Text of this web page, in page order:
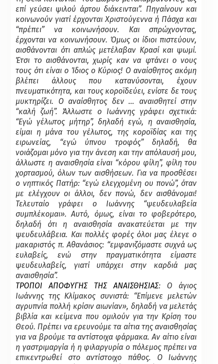
επί γεύσει ψιλού άρτου διάκεινται”. Πηγαίνουν και
κοινωνούν γιατί έρχονται Χριστούγεννα ή Πάσχα και
“πρέπει” να κοινωνήσουν. Και σπρώχνοντας,
έρχονται να κοινωνήσουν. Όμως οι ίδιοι πιστεύουν,
αισθάνονται ότι απλώς μετέλαβαν Κρασί και ψωμί.
Έτσι το αισθάνονται, χωρίς καν να φτάνει ο νους
τους ότι είναι ο Ίδιος ο Κύριος! Ο αναίσθητος ακόμη
βλέπει άλλους που κατανύσονται, έχουν
πνευματικότητα, και τους κοροϊδεύει, ενίοτε δε τους
μυκτηρίζει. Ο αναίσθητος δεν … αναισθητεί στην
“καλή ζωή”. Άλλωστε ο Ιωάννης γράφει σχετικά:
“Εγώ γέλωτος μήτηρ”, δηλαδή εγώ, η αναισθησία,
είμαι η μάνα του γέλωτος, της κοροϊδίας και της
ειρωνείας, “εγώ ύπνου τροφός” δηλαδή, θα
νοιάζομαι μόνο για την άνεση και την απόλαυσή μου,
άλλωστε η αναισθησία είναι “κόρου φίλη”, φίλη του
χορτασμού, όλων των αισθήσεων. Για να προσθέσει
ο νηπτικός Πατήρ: “εγώ ελεγχομένη ου πονώ”, όταν
με ελέγχουν οι άλλοι, δεν πονώ, δεν αισθάνομαι!
Τελευταίο γράφει ο Ιωάννης “ψευδευλαβεία
συμπλέκομαι». Αυτό, όμως, είναι το φοβερότερο,
δηλαδή ότι η αναισθησία ανακατεύεται με την
ψευδευλάβεια. Και πολλές φορές όλοι μας έλεγε ο
μακαριστός π. Αθανάσιος: “εμφανιζόμαστε συχνά ως
ευλαβείς, ενώ στην πραγματικότητα είμαστε
ψευδευλαβείς, γιατί υπάρχει στην καρδιά μας
αναισθησία”.
ΤΡΟΠΟΙ ΑΠΟΦΥΓΗΣ ΤΗΣ ΑΝΑΙΣΘΗΣΙΑΣ: Ο άγιος
Ιωάννης της Κλίμακος συνιστά: “Επίμενε μελετών
αγρυπνία πολλή κρίσιν αιωνίαν», δηλαδή να μελετάς
βιβλία και κείμενα που ομιλούν για την Κρίση του
Θεού. Πρέπει να ερευνούμε τα αίτια της αναισθησίας
για να βρούμε τα αντίστοιχα φάρμακα. Αν αίτιο είναι
η γαστριμαργία ή η φιλαργυρία ο πόλεμος πρέπει να
επικεντρωθεί στο αντίστοιχο πάθος. Ο Ιωάννης